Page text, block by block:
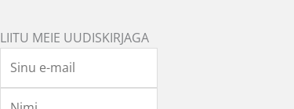
LIITU MEIE UUDISKIRJAGA